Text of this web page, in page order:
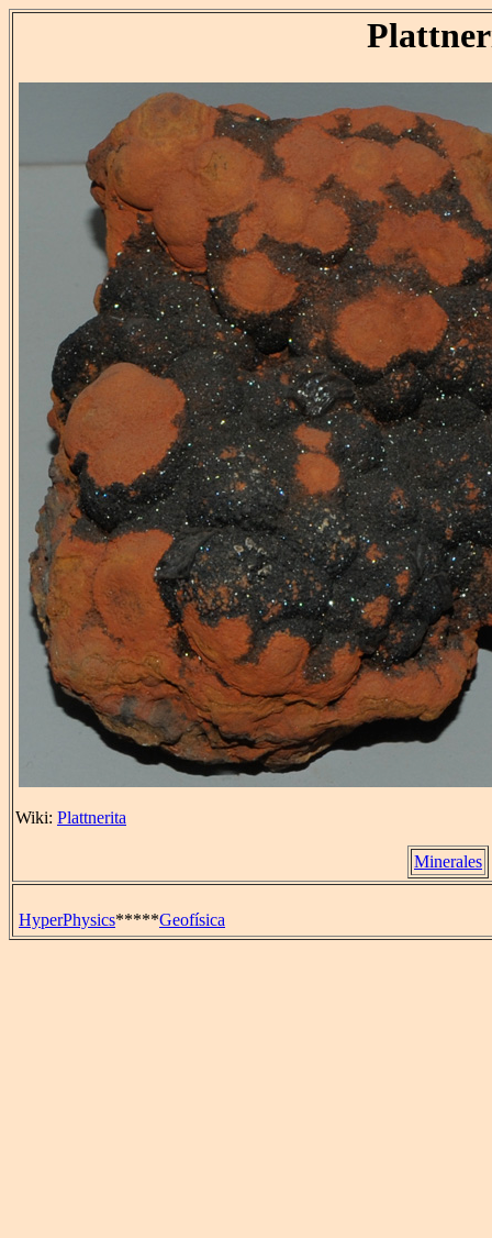
Wiki: Plattnerita
Minerales
HyperPhysics*****Geofísica